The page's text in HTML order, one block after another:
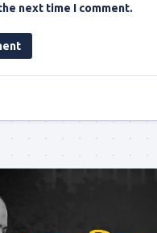
next time I comment.